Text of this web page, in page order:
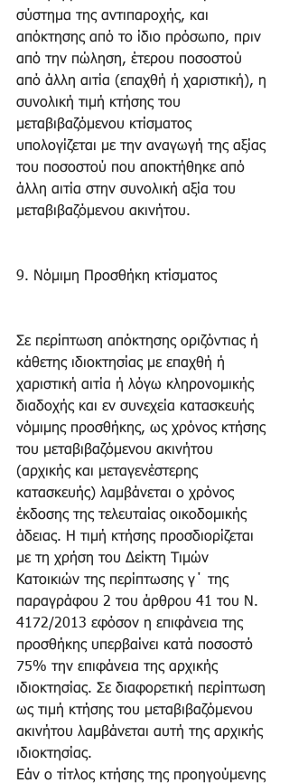
σύστημα της αντιπαροχής, και
απόκτησης από το ίδιο πρόσωπο, πριν
από την πώληση, έτερου ποσοστού
από άλλη αιτία (επαχθή ή χαριστική), η
συνολική τιμή κτήσης του
μεταβιβαζόμενου κτίσματος
υπολογίζεται με την αναγωγή της αξίας
του ποσοστού που αποκτήθηκε από
άλλη αιτία στην συνολική αξία του
μεταβιβαζόμενου ακινήτου.
9. Νόμιμη Προσθήκη κτίσματος
Σε περίπτωση απόκτησης οριζόντιας ή
κάθετης ιδιοκτησίας με επαχθή ή
χαριστική αιτία ή λόγω κληρονομικής
διαδοχής και εν συνεχεία κατασκευής
νόμιμης προσθήκης, ως χρόνος κτήσης
του μεταβιβαζόμενου ακινήτου
(αρχικής και μεταγενέστερης
κατασκευής) λαμβάνεται ο χρόνος
έκδοσης της τελευταίας οικοδομικής
άδειας. Η τιμή κτήσης προσδιορίζεται
με τη χρήση του Δείκτη Τιμών
Κατοικιών της περίπτωσης γ΄ της
παραγράφου 2 του άρθρου 41 του Ν.
4172/2013 εφόσον η επιφάνεια της
προσθήκης υπερβαίνει κατά ποσοστό
75% την επιφάνεια της αρχικής
ιδιοκτησίας. Σε διαφορετική περίπτωση
ως τιμή κτήσης του μεταβιβαζόμενου
ακινήτου λαμβάνεται αυτή της αρχικής
ιδιοκτησίας.
Εάν ο τίτλος κτήσης της προηγούμενης